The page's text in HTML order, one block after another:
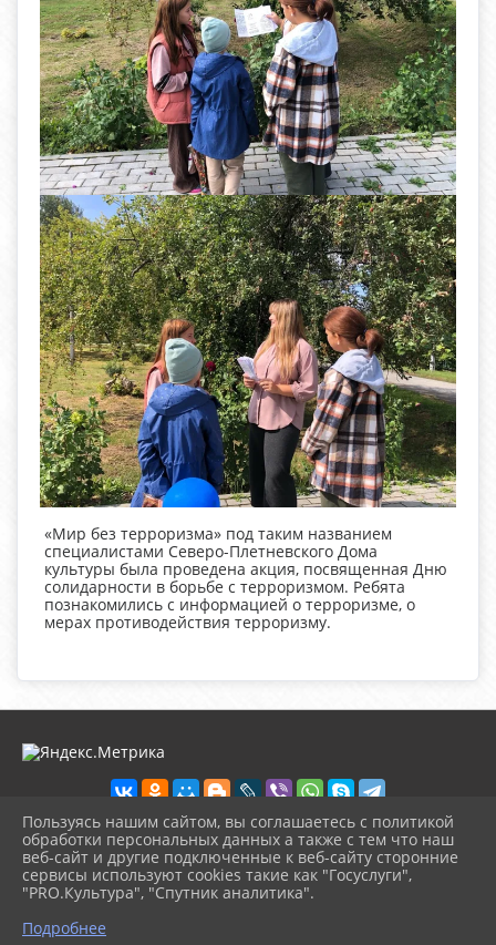
«Мир без терроризма» под таким названием
специалистами Северо-Плетневского Дома
культуры была проведена акция, посвященная Дню
солидарности в борьбе с терроризмом. Ребята
познакомились с информацией о терроризме, о
мерах противодействия терроризму.
2026 г. ckd-urg.ru
Вход
Карта сайта
Политика обработки персональных данных
Пользуясь нашим сайтом, вы соглашаетесь с политикой
обработки персональных данных а также с тем что наш
веб-сайт и другие подключенные к веб-сайту сторонние
сервисы используют cookies такие как "Госуслуги",
"PRO.Культура", "Спутник аналитика".
Подробнее